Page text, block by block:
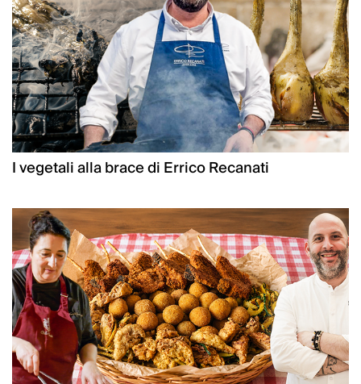
I vegetali alla brace di Errico Recanati